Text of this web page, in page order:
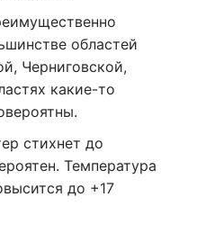
областей
Черниговской,
какие-то
стихнет до
Температура
до +17